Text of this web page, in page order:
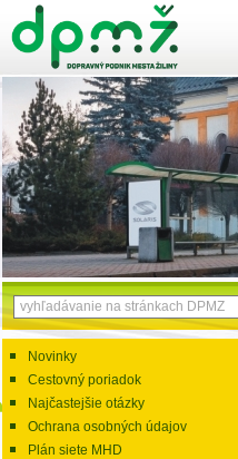
Novinky
Cestovný poriadok
Najčastejšie otázky
Ochrana osobných údajov
Plán siete MHD